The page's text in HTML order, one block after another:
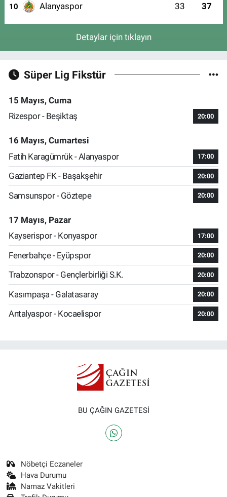
10 Alanyaspor 33 37
Detaylar için tıklayın
Süper Lig Fikstür
15 Mayıs, Cuma
Rizespor - Beşiktaş
20:00
16 Mayıs, Cumartesi
Fatih Karagümrük - Alanyaspor
17:00
Gaziantep FK - Başakşehir 20:00
Samsunspor - Göztepe 20:00
17 Mayıs, Pazar
Kayserispor - Konyaspor
17:00
Fenerbahçe - Eyüpspor 20:00
Trabzonspor - Gençlerbirliği S.K. 20:00
Kasımpaşa - Galatasaray 20:00
Antalyaspor - Kocaelispor 20:00
BU ÇAĞIN GAZETESİ
Nöbetçi Eczaneler
Hava Durumu
Namaz Vakitleri